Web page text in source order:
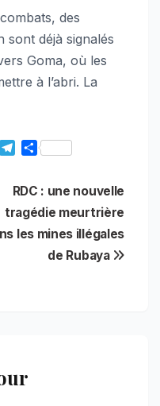
des
sont déjà signalés
Goma, où les
à l’abri. La
e
g
r
a
S
r
e
RDC : une nouvelle
tragédie meurtrière
les mines illégales
de Rubaya